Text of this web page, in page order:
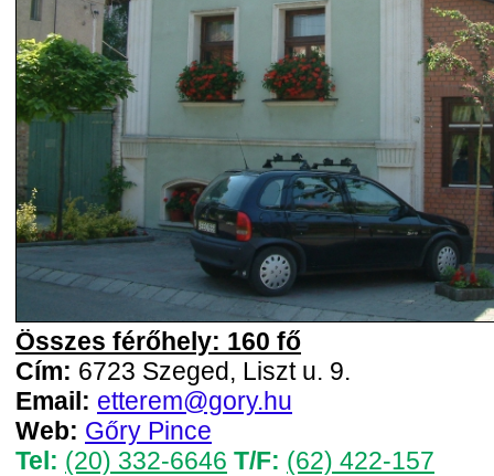
Összes férőhely: 160 fő
Cím: 6723 Szeged, Liszt u. 9.
Email: etterem@gory.hu
Web: Gőry Pince
Tel: (20) 332-6646 T/F: (62) 422-157